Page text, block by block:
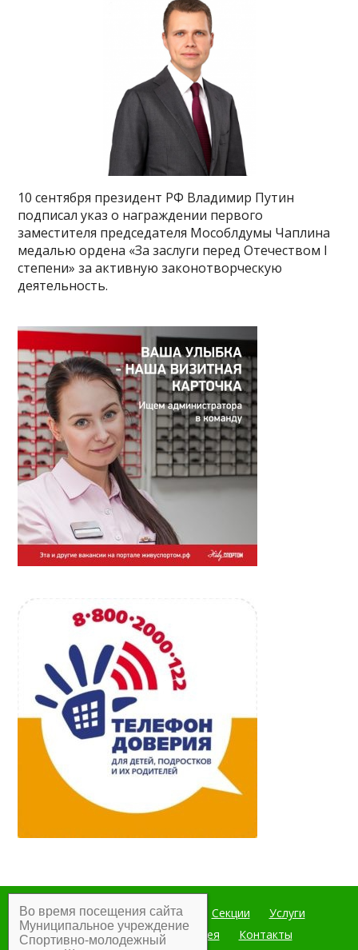
10 сентября президент РФ Владимир Путин
подписал указ о награждении первого
заместителя председателя Мособлдумы Чаплина
медалью ордена «За заслуги перед Отечеством I
степени» за активную законотворческую
деятельность.
Главная Мероприятия Секции
Услуги
Документы
Фотогалерея Контакты
Во время посещения сайта
Муниципальное учреждение
Спортивно-молодежный